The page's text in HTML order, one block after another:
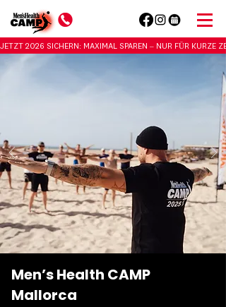
JETZT 2026 SICHERN: MAXIMAL SPAREN – NUR
Men’s Health CAMP
Mallorca